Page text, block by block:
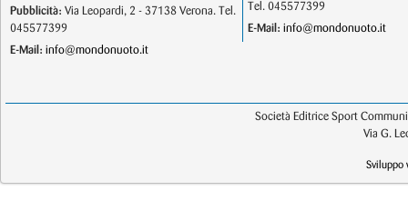
Pubblicità: Via Leopardi, 2 - 37138 Verona. Tel.
045577399
E-Mail: info@mondonuoto.it
Tel. 045577399
E-Mail: info@mondonuoto.it
Società Editrice Sport
Via G.
Sviluppo